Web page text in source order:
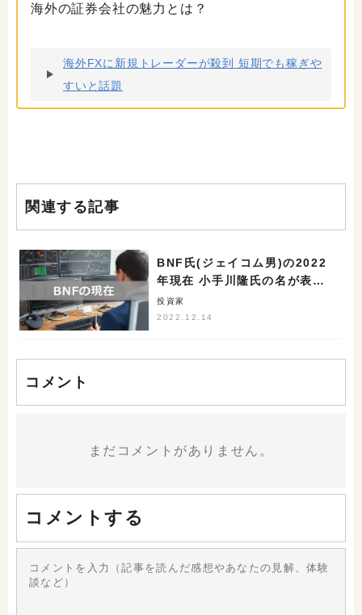
海外の証券会社の魅力とは？
海外FXに新規トレーダーが殺到 短期でも稼ぎや
すいと話題
関連する記事
BNF氏(ジェイコム男)の2022
年現在 小手川隆氏の名が表舞
台に
投資家
2022.12.14
コメント
まだコメントがありません。
コメントする